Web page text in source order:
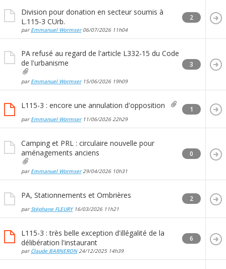
Division pour donation en secteur soumis à
L.115-3 CUrb.
par Emmanuel Wormser06/07/2026 11h04
2
PA refusé au regard de l'article L332-15 du Code
de l'urbanisme
par Emmanuel Wormser15/06/2026 19h09
3
L115-3 : encore une annulation d'opposition
par Emmanuel Wormser11/06/202622h29
1
Camping et PRL : circulaire nouvelle pour
aménagements anciens
par Emmanuel Wormser29/04/2026 10h31
0
PA, Stationnements et Ombrières
parStéphane FLEURY16/03/2026 11h21
2
L115-3 : très belle exception d'illégalité de la
délibération l'instaurant
par Claude BARNERON24/12/2025 14h39
6